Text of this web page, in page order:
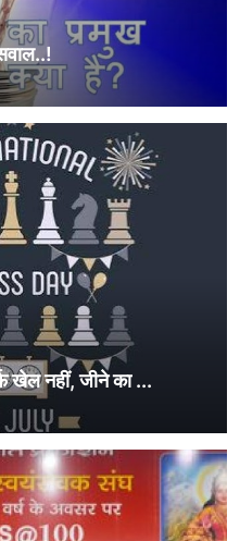
खेल नहीं, जीने का ...